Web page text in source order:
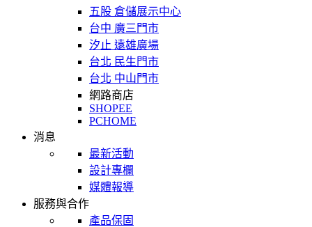
五股 倉儲展示中心
台中 廣三門市
汐止 遠雄廣場
台北 民生門市
台北 中山門市
網路商店
SHOPEE
PCHOME
消息
最新活動
設計專欄
媒體報導
服務與合作
產品保固